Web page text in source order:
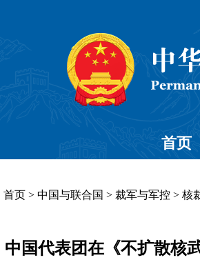
首页
首页 > 中国与联合国 > 裁军与军控 > 核
中国代表团在《不扩散核